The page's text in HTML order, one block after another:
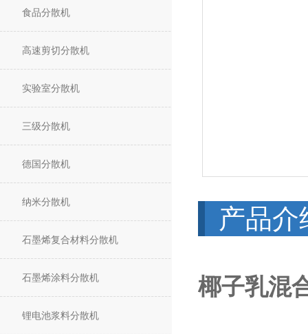
食品分散机
高速剪切分散机
实验室分散机
三级分散机
德国分散机
纳米分散机
石墨烯复合材料分散机
石墨烯涂料分散机
锂电池浆料分散机
产品介
椰子乳混